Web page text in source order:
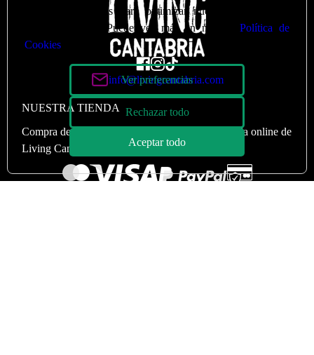
info@livingcantabria.com
NUESTRA TIENDA
Compra de manera
en nuestra tienda online de
Living Cantabria.
Utilizamos cookies para optimizar nuestro sitio web y
nuestro servicio. Puede ver más en nuestra Política de
Cookies
Ver preferencias
Rechazar todo
Aceptar todo